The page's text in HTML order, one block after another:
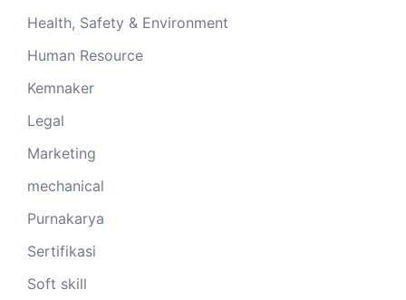
Health, Safety & Environment
Human Resource
Kemnaker
Legal
Marketing
mechanical
Purnakarya
Sertifikasi
Soft skill